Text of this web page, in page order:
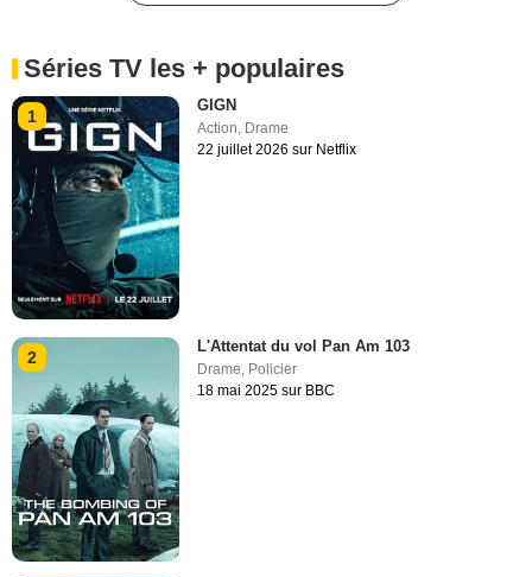
Séries TV les + populaires
1
GIGN
Action, Drame
22 juillet 2026 sur Netflix
2
L'Attentat du vol Pan Am 103
Drame, Policier
18 mai 2025 sur BBC